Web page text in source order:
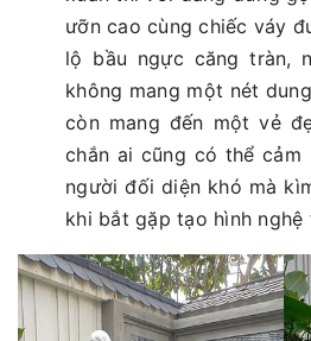
ưỡn cao cùng chiếc váy
lộ bầu ngực căng tràn,
không mang một nét
còn mang đến một vẻ
chắn ai cũng có thể cảm
người đối diện khó mà
khi bắt gặp tạo hình nghệ